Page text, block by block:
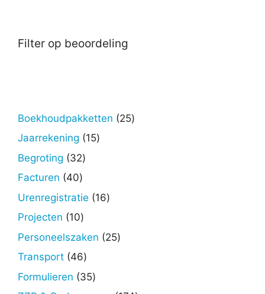
Filter op beoordeling
Boekhoudpakketten 2525
Jaarrekening 1515
Begroting 3232
Facturen 4040
producten
Urenregistratie 1616
Projecten 1010
producten
Personeelszaken 2525
Transport 4646
producten
Formulieren 3535
producten